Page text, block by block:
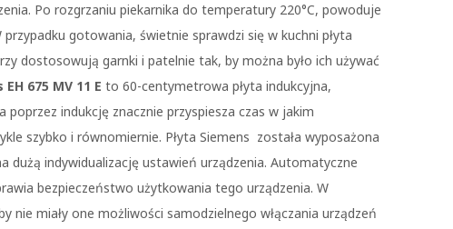
Po rozgrzaniu piekarnika do temperatury 220°C, powoduje
gotowania, świetnie sprawdzi się w kuchni płyta
dostosowują garnki i patelnie tak, by można było ich używać
675 MV 11 E to 60-centymetrowa płyta indukcyjna,
indukcję znacznie przyspiesza czas w jakim
szybko i równomiernie. Płyta Siemens została wyposażona
indywidualizację ustawień urządzenia. Automatyczne
bezpieczeństwo użytkowania tego urządzenia. W
nie miały one możliwości samodzielnego włączania urządzeń